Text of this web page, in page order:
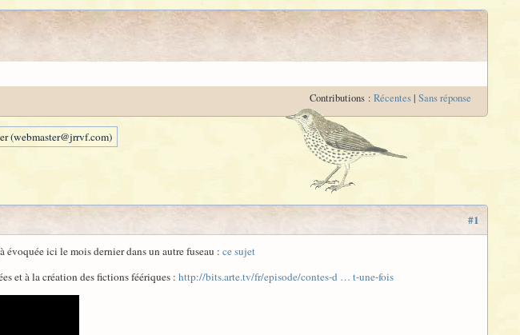
Contributions : Récentes| Sans réponse
(webmaster@jrrvf.com)
#1
évoquée ici le mois dernier dans un autre fuseau : ce sujet
et à la création des fictions féériques : http://bits.arte.tv/fr/episode/contes-d … t-une-fois